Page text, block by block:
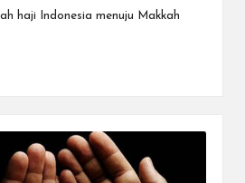
haji Indonesia menuju Makkah